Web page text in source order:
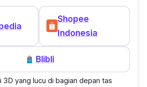
Shopee
Indonesia
Blibli
3D yang lucu di bagian depan tas